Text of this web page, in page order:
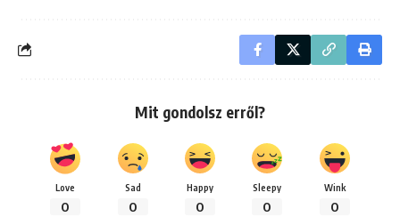
Mit gondolsz erről?
Love
0
Sad
0
Happy
0
Sleepy
0
Wink
0